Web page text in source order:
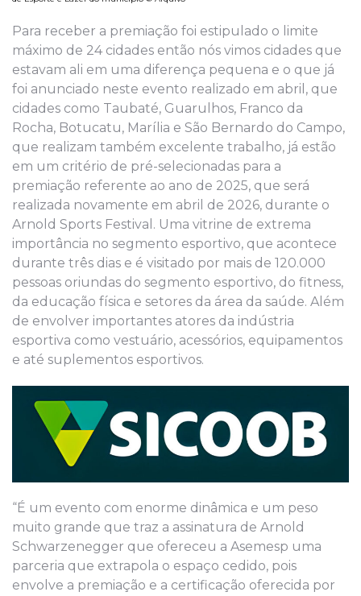
Para receber a premiação foi estipulado o limite
máximo de 24 cidades então nós vimos cidades que
estavam ali em uma diferença pequena e o que já
foi anunciado neste evento realizado em abril, que
cidades como Taubaté, Guarulhos, Franco da
Rocha, Botucatu, Marília e São Bernardo do Campo,
que realizam também excelente trabalho, já estão
em um critério de pré-selecionadas para a
premiação referente ao ano de 2025, que será
realizada novamente em abril de 2026, durante o
Arnold Sports Festival. Uma vitrine de extrema
importância no segmento esportivo, que acontece
durante três dias e é visitado por mais de 120.000
pessoas oriundas do segmento esportivo, do fitness,
da educação física e setores da área da saúde. Além
de envolver importantes atores da indústria
esportiva como vestuário, acessórios, equipamentos
e até suplementos esportivos.
“É um evento com enorme dinâmica e um peso
muito grande que traz a assinatura de Arnold
Schwarzenegger que ofereceu a Asemesp uma
parceria que extrapola o espaço cedido, pois
envolve a premiação e a certificação oferecida por